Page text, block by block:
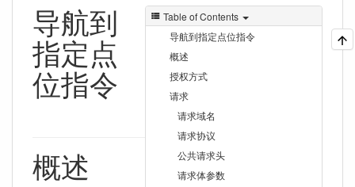
Table of Contents
导航到指定点位指令
概述
授权方式
请求
请求域名
请求协议
公共请求头
请求体参数
导航到
指定点
位指令
概述